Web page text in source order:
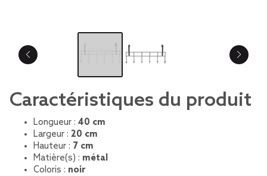
Caractéristiques du produit
Longueur : 40 cm
Largeur : 20 cm
Hauteur : 7 cm
Matière(s) : métal
Coloris : noir